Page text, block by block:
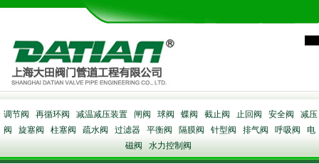
调节阀 再循环阀 减温减压装置 闸阀 球阀 蝶阀 截止阀 止回阀 安全阀
减压
阀
旋塞阀 柱塞阀 疏水阀 过滤器 平衡阀 隔膜阀 针型阀 排气阀 呼吸阀
电
磁阀
水力控制阀